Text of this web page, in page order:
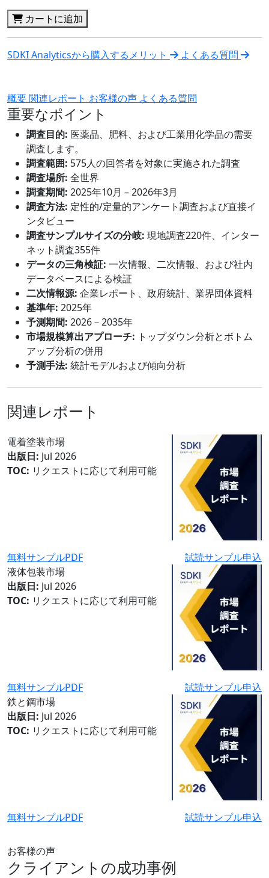
カートに追加
SDKI Analyticsから購入するメリット よくある質問
概要関連レポート お客様の声 よくある質問
重要なポイント
調査目的: 医薬品、肥料、および工業用化学品の需要
調査します。
調査範囲: 575人の回答者を対象に実施された調査
調査場所: 全世界
調査期間: 2025年10月 – 2026年3月
調査方法: 定性的/定量的アンケート調査および直接イ
ンタビュー
調査サンプルサイズの分岐: 現地調査220件、インター
ネット調査355件
データの三角検証: 一次情報、二次情報、および社内
データベースによる検証
二次情報源: 企業レポート、政府統計、業界団体資料
基準年: 2025年
予測期間: 2026－2035年
市場規模算出アプローチ: トップダウン分析とボトム
アップ分析の併用
予測手法: 統計モデルおよび傾向分析
関連レポート
電着塗装市場
出版日: Jul 2026
TOC: リクエストに応じて利用可能
無料サンプルPDF
試読サンプル申込
液体包装市場
出版日: Jul 2026
TOC: リクエストに応じて利用可能
無料サンプルPDF
試読サンプル申込
鉄と鋼市場
出版日: Jul 2026
TOC: リクエストに応じて利用可能
無料サンプルPDF 試読サンプル申込
お客様の声
クライアントの成功事例